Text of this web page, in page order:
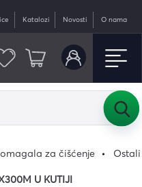
Katalozi Novosti O nama
za čišćenje
U KUTIJI